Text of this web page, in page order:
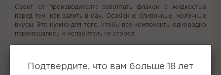
Совет от производителя: взболтать флакон с жидкостью
перед тем, как залить в бак. Особенно сливочные, молочные
вкусы. Это нужно для того, чтобы все компоненты однородно
перемешались и испаритель не сгорел.
Подтвердите, что вам больше 18 лет